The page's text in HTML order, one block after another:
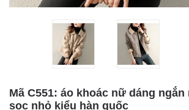
Mã C551: áo khoác nữ dáng ngắn
sọc nhỏ kiểu hàn quốc